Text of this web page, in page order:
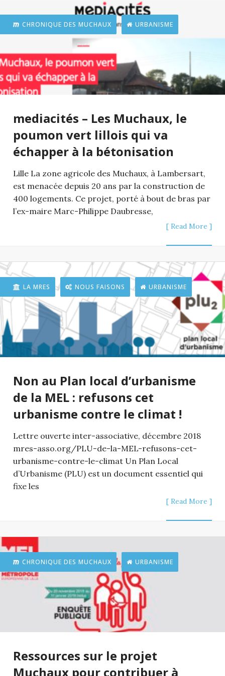
CHRONIQUE DES MUCHAUX URBANISME
mediacités – Les Muchaux, le
poumon vert lillois qui va
échapper à la bétonisation
Lille La zone agricole des Muchaux, à Lambersart,
est menacée depuis 20 ans par la construction de
400 logements. Ce projet, porté à bout de bras par
l’ex-maire Marc-Philippe Daubresse,
[ Read More ]
LA MRES NOUS FAISONS URBANISME
Non au Plan local d’urbanisme
de la MEL : refusons cet
urbanisme contre le climat !
Lettre ouverte inter-associative, décembre 2018
mres-asso.org/PLU-de-la-MEL-refusons-cet-
urbanisme-contre-le-climat Un Plan Local
d’Urbanisme (PLU) est un document essentiel qui
fixe les
[ Read More ]
CHRONIQUE DES MUCHAUX URBANISME
Ressources sur le projet
Muchaux pour contribuer à